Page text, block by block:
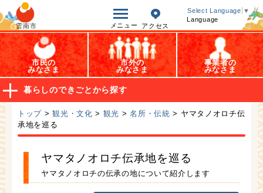
雲南市 メニュー アクセス
Select Language ▼
Language
オープンデータ
市民の
みなさま
市外の
みなさま
事業者の
みなさま
暮らしのできごとから探す
トップ >観光・文化 > 観光 >名所・伝統 > ヤマタノオロチ伝
承地を巡る
ヤマタノオロチ伝承地を巡る
ヤマタノオロチの伝承の地について紹介します